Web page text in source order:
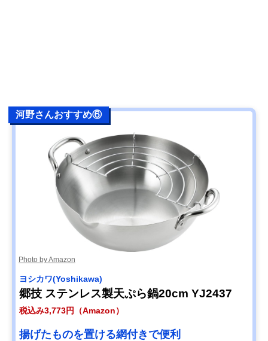
河野さんおすすめ⑥
Photo by Amazon
ヨシカワ(Yoshikawa)
郷技 ステンレス製天ぷら鍋20cm YJ2437
税込み3,773円（Amazon）
揚げたものを置ける網付きで便利